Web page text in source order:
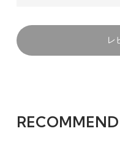
レ
RECOMMEND